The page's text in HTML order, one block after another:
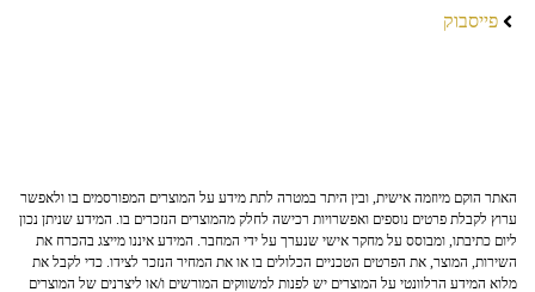
פייסבוק
האתר הוקם מיוזמה אישית, ובין היתר במטרה לתת מידע על המוצרים המפורסמים בו ולאפשר
ערוץ לקבלת פרטים נוספים ואפשרויות רכישה לחלק מהמוצרים הנזכרים בו. המידע שניתן נכון
ליום כתיבתו, ומבוסס על מחקר אישי שנערך על ידי המחבר. המידע איננו מייצג בהכרח את
השירות, המוצר, את הפרטים הטכניים הכלולים בו או את המחיר הנזכר לצידו. כדי לקבל את
מלוא המידע הרלוונטי על המוצרים יש לפנות למשווקים המורשים ו/או ליצרנים של המוצרים